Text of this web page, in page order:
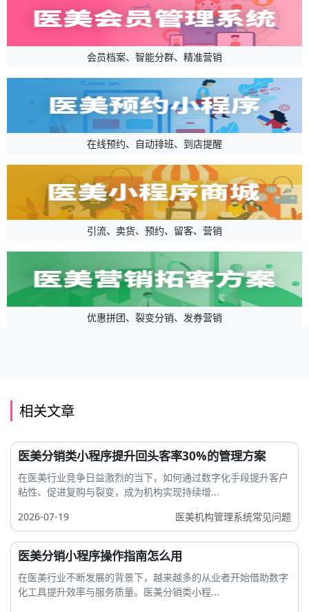
会员档案、智能分群、精准营销
在线预约、自动排班、到店提醒
引流、卖货、预约、留客、营销
优惠拼团、裂变分销、发券营销
相关文章
医美分销类小程序提升回头客率30%的管理方案
在医美行业竞争日益激烈的当下，如何通过数字化手段提升客户
粘性、促进复购与裂变，成为机构实现持续增...
2026-07-19
医美机构管理系统常见问题
医美分销小程序操作指南怎么用
在医美行业不断发展的背景下，越来越多的从业者开始借助数字
化工具提升效率与服务质量。医美分销类小程...